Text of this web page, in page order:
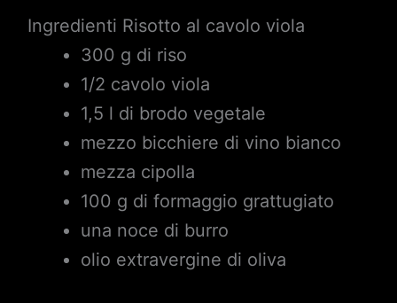
Ingredienti Risotto al cavolo viola
300 g di riso
1/2 cavolo viola
1,5 l di brodo vegetale
mezzo bicchiere di vino bianco
mezza cipolla
100 g di formaggio grattugiato
una noce di burro
olio extravergine di oliva